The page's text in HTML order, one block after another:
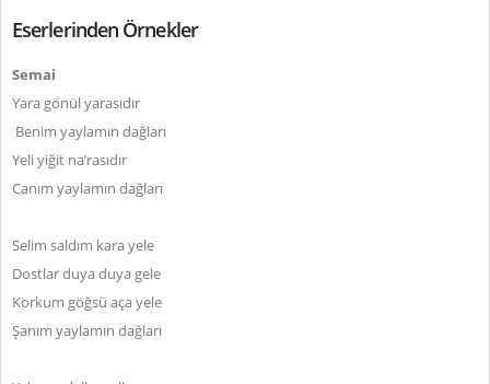
Eserlerinden Örnekler
Semai
Yara gönül yarasıdır
Benim yaylamın dağları
Yeli yiğit na’rasıdır
Canım yaylamın dağları
Selim saldım kara yele
Dostlar duya duya gele
Korkum göğsü aça yele
Şanım yaylamın dağları